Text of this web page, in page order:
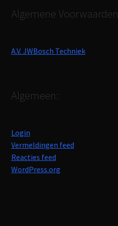
Algemene Voorwaarden
A.V. JWBosch Techniek
Algemeen:
Login
Vermeldingen feed
Reacties feed
WordPress.org